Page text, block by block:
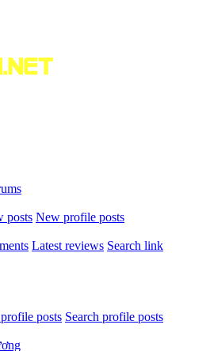
posts New profile posts
Latest reviews Search link
posts Search profile posts